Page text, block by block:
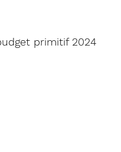
primitif 2024